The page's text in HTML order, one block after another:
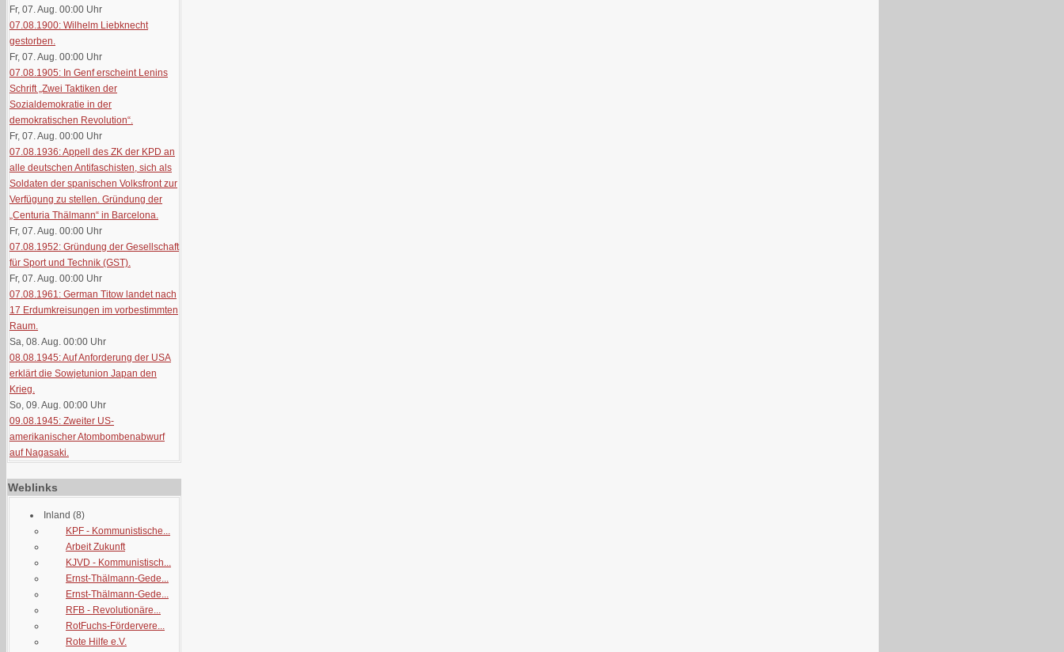
Fr, 07. Aug. 00:00 Uhr
07.08.1900: Wilhelm Liebknecht
gestorben.
Fr, 07. Aug. 00:00 Uhr
07.08.1905: In Genf erscheint Lenins
Schrift „Zwei Taktiken der
Sozialdemokratie in der
demokratischen Revolution“.
Fr, 07. Aug. 00:00 Uhr
07.08.1936: Appell des ZK der KPD an
alle deutschen Antifaschisten, sich als
Soldaten der spanischen Volksfront zur
Verfügung zu stellen. Gründung der
„Centuria Thälmann“ in Barcelona.
Fr, 07. Aug. 00:00 Uhr
07.08.1952: Gründung der Gesellschaft
für Sport und Technik (GST).
Fr, 07. Aug. 00:00 Uhr
07.08.1961: German Titow landet nach
17 Erdumkreisungen im vorbestimmten
Raum.
Sa, 08. Aug. 00:00 Uhr
08.08.1945: Auf Anforderung der USA
erklärt die Sowjetunion Japan den
Krieg.
So, 09. Aug. 00:00 Uhr
09.08.1945: Zweiter US-
amerikanischer Atombombenabwurf
auf Nagasaki.
Weblinks
Inland (8)
KPF - Kommunistische...
Arbeit Zukunft
KJVD - Kommunistisch...
Ernst-Thälmann-Gede...
Ernst-Thälmann-Gede...
RFB - Revolutionäre...
RotFuchs-Fördervere...
Rote Hilfe e.V.